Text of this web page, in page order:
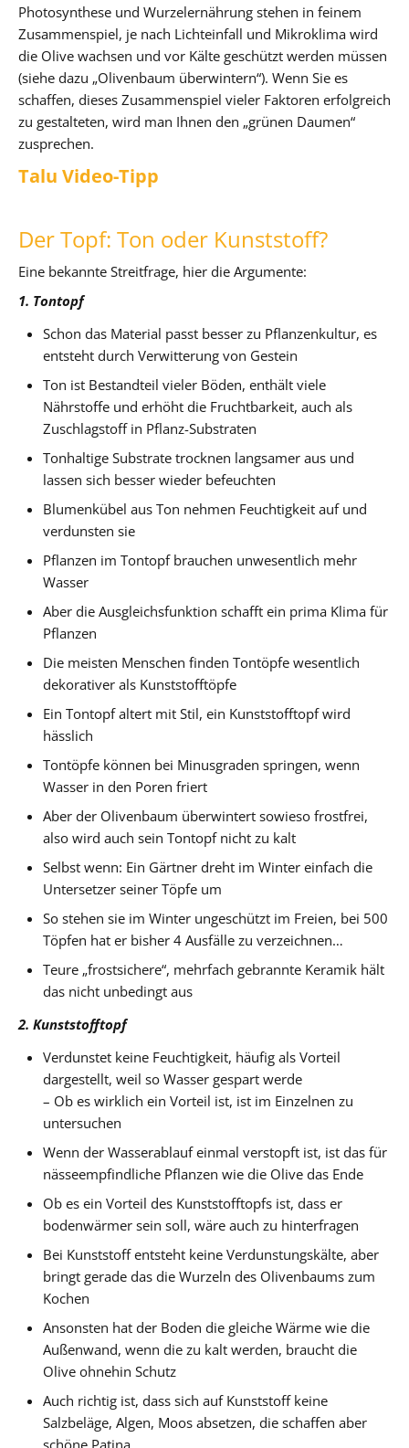
Photosynthese und Wurzelernährung stehen in feinem
Zusammenspiel, je nach Lichteinfall und Mikroklima wird
die Olive wachsen und vor Kälte geschützt werden müssen
(siehe dazu „Olivenbaum überwintern“). Wenn Sie es
schaffen, dieses Zusammenspiel vieler Faktoren erfolgreich
zu gestalteten, wird man Ihnen den „grünen Daumen“
zusprechen.
Talu Video-Tipp
Der Topf: Ton oder Kunststoff?
Eine bekannte Streitfrage, hier die Argumente:
1. Tontopf
Schon das Material passt besser zu Pflanzenkultur, es
entsteht durch Verwitterung von Gestein
Ton ist Bestandteil vieler Böden, enthält viele
Nährstoffe und erhöht die Fruchtbarkeit, auch als
Zuschlagstoff in Pflanz-Substraten
Tonhaltige Substrate trocknen langsamer aus und
lassen sich besser wieder befeuchten
Blumenkübel aus Ton nehmen Feuchtigkeit auf und
verdunsten sie
Pflanzen im Tontopf brauchen unwesentlich mehr
Wasser
Aber die Ausgleichsfunktion schafft ein prima Klima für
Pflanzen
Die meisten Menschen finden Tontöpfe wesentlich
dekorativer als Kunststofftöpfe
Ein Tontopf altert mit Stil, ein Kunststofftopf wird
hässlich
Tontöpfe können bei Minusgraden springen, wenn
Wasser in den Poren friert
Aber der Olivenbaum überwintert sowieso frostfrei,
also wird auch sein Tontopf nicht zu kalt
Selbst wenn: Ein Gärtner dreht im Winter einfach die
Untersetzer seiner Töpfe um
So stehen sie im Winter ungeschützt im Freien, bei 500
Töpfen hat er bisher 4 Ausfälle zu verzeichnen…
Teure „frostsichere“, mehrfach gebrannte Keramik hält
das nicht unbedingt aus
2. Kunststofftopf
Verdunstet keine Feuchtigkeit, häufig als Vorteil
dargestellt, weil so Wasser gespart werde
– Ob es wirklich ein Vorteil ist, ist im Einzelnen zu
untersuchen
Wenn der Wasserablauf einmal verstopft ist, ist das für
nässeempfindliche Pflanzen wie die Olive das Ende
Ob es ein Vorteil des Kunststofftopfs ist, dass er
bodenwärmer sein soll, wäre auch zu hinterfragen
Bei Kunststoff entsteht keine Verdunstungskälte, aber
bringt gerade das die Wurzeln des Olivenbaums zum
Kochen
Ansonsten hat der Boden die gleiche Wärme wie die
Außenwand, wenn die zu kalt werden, braucht die
Olive ohnehin Schutz
Auch richtig ist, dass sich auf Kunststoff keine
Salzbeläge, Algen, Moos absetzen, die schaffen aber
schöne Patina